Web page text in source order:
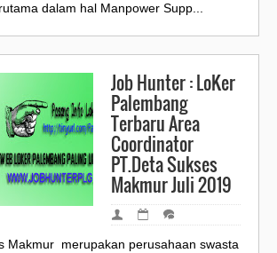
dalam hal Manpower Supp...
Job Hunter : LoKer
Palembang
Terbaru Area
Coordinator
PT.Deta Sukses
Makmur Juli 2019
Makmur merupakan perusahaan swasta